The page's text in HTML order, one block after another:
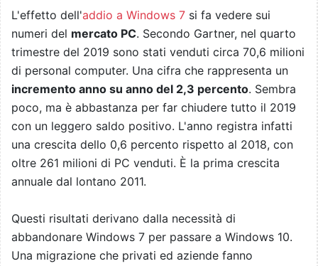
L'effetto dell'addio a Windows 7 si fa vedere sui
numeri del mercato PC. Secondo Gartner, nel quarto
trimestre del 2019 sono stati venduti circa 70,6 milioni
di personal computer. Una cifra che rappresenta un
incremento anno su anno del 2,3 percento. Sembra
poco, ma è abbastanza per far chiudere tutto il 2019
con un leggero saldo positivo. L'anno registra infatti
una crescita dello 0,6 percento rispetto al 2018, con
oltre 261 milioni di PC venduti. È la prima crescita
annuale dal lontano 2011.
Questi risultati derivano dalla necessità di
abbandonare Windows 7 per passare a Windows 10.
Una migrazione che privati ed aziende fanno